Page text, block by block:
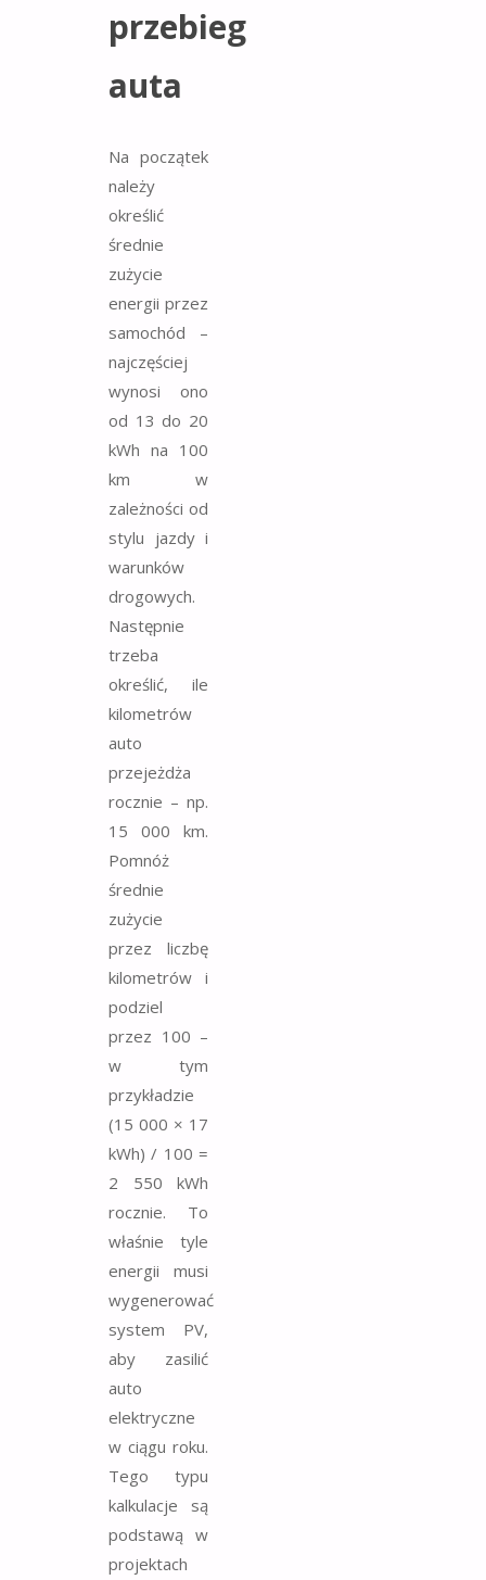
przebieg
auta
Na początek
należy
określić
średnie
zużycie
energii przez
samochód –
najczęściej
wynosi ono
od 13 do 20
kWh na 100
km w
zależności od
stylu jazdy i
warunków
drogowych.
Następnie
trzeba
określić, ile
kilometrów
auto
przejeżdża
rocznie – np.
15 000 km.
Pomnóż
średnie
zużycie
przez liczbę
kilometrów i
podziel
przez 100 –
w tym
przykładzie
(15 000 × 17
kWh) / 100 =
2 550 kWh
rocznie. To
właśnie tyle
energii musi
wygenerować
system PV,
aby zasilić
auto
elektryczne
w ciągu roku.
Tego typu
kalkulacje są
podstawą w
projektach